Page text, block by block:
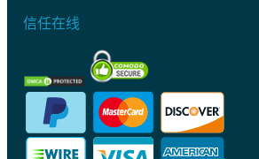
信任在线